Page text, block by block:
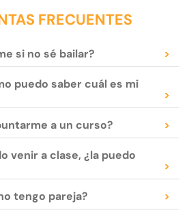
FRECUENTES
si no sé bailar? >
puedo saber cuál es mi
>
a un curso? >
venir a clase, ¿la puedo
>
tengo pareja? >